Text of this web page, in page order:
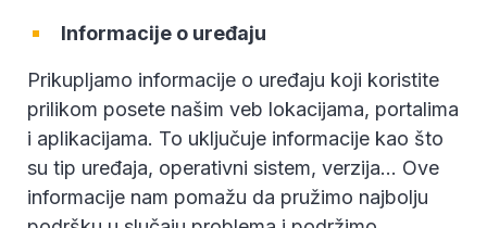
Informacije o uređaju
Prikupljamo informacije o uređaju koji koristite
prilikom posete našim veb lokacijama, portalima
i aplikacijama. To uključuje informacije kao što
su tip uređaja, operativni sistem, verzija… Ove
informacije nam pomažu da pružimo najbolju